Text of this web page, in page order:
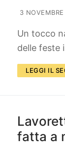
3
Un tocco
delle feste
LEGGI IL
fatta a